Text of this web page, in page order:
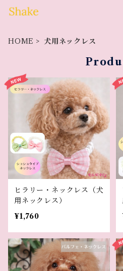
HOME 犬用ネックレス
ヒラリー・ネックレス（犬
用ネックレス）
¥1,760